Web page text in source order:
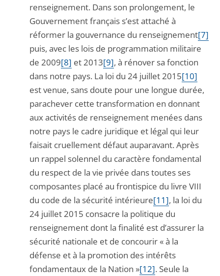
renseignement. Dans son prolongement, le
Gouvernement français s’est attaché à
réformer la gouvernance du renseignement[7]
puis, avec les lois de programmation militaire
de 2009[8] et 2013[9], à rénover sa fonction
dans notre pays. La loi du 24 juillet 2015[10]
est venue, sans doute pour une longue durée,
parachever cette transformation en donnant
aux activités de renseignement menées dans
notre pays le cadre juridique et légal qui leur
faisait cruellement défaut auparavant. Après
un rappel solennel du caractère fondamental
du respect de la vie privée dans toutes ses
composantes placé au frontispice du livre VIII
du code de la sécurité intérieure[11], la loi du
24 juillet 2015 consacre la politique du
renseignement dont la finalité est d’assurer la
sécurité nationale et de concourir « à la
défense et à la promotion des intérêts
fondamentaux de la Nation »[12]. Seule la